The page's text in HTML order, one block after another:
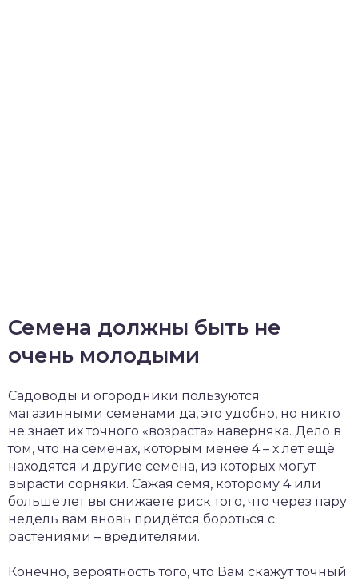
Семена должны быть не
очень молодыми
Садоводы и огородники пользуются
магазинными семенами да, это удобно, но никто
не знает их точного «возраста» наверняка. Дело в
том, что на семенах, которым менее 4 – х лет ещё
находятся и другие семена, из которых могут
вырасти сорняки. Сажая семя, которому 4 или
больше лет вы снижаете риск того, что через пару
недель вам вновь придётся бороться с
растениями – вредителями.
Конечно, вероятность того, что Вам скажут точный